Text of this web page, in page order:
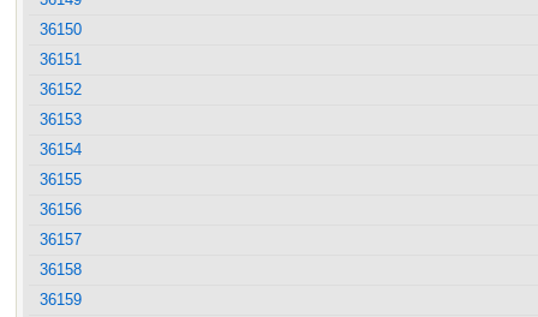
36150
36151
36152
36153
36154
36155
36156
36157
36158
36159